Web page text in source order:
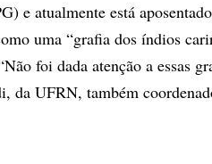
e atualmente está
uma “grafia dos índios
foi dada atenção a essas
da UFRN, também